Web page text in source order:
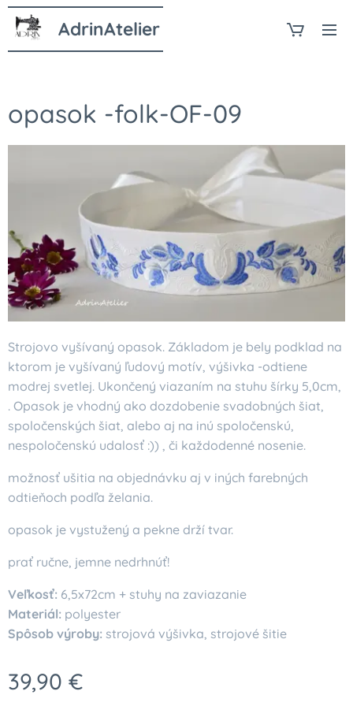
AdrinAtelier
opasok -folk-OF-09
Strojovo vyšívaný opasok. Základom je bely podklad na
ktorom je vyšívaný ľudový motív, výšivka -odtiene
modrej svetlej. Ukončený viazaním na stuhu šírky 5,0cm,
. Opasok je vhodný ako dozdobenie svadobných šiat,
spoločenských šiat, alebo aj na inú spoločenskú,
nespoločenskú udalosť :)) , či každodenné nosenie.
možnosť ušitia na objednávku aj v iných farebných
odtieňoch podľa želania.
opasok je vystužený a pekne drží tvar.
prať ručne, jemne nedrhnúť!
Veľkosť: 6,5x72cm + stuhy na zaviazanie
Materiál: polyester
Spôsob výroby: strojová výšivka, strojové šitie
39,90 €